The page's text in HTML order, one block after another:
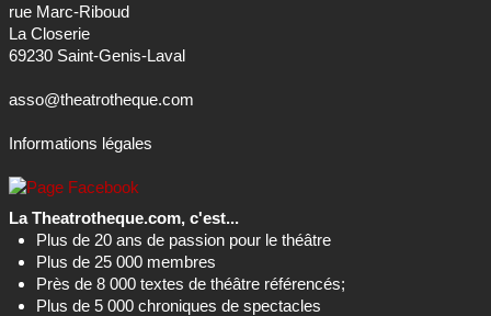
rue Marc-Riboud
La Closerie
69230 Saint-Genis-Laval
asso@theatrotheque.com
Informations légales
La Theatrotheque.com, c'est...
Plus de 20 ans de passion pour le théâtre
Plus de 25 000 membres
Près de 8 000 textes de théâtre référencés;
Plus de 5 000 chroniques de spectacles